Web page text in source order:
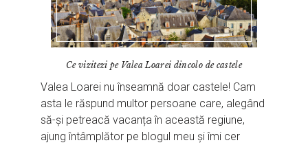
Ce vizitezi pe Valea Loarei dincolo de castele
Valea Loarei nu înseamnă doar castele! Cam
asta le răspund multor persoane care, alegând
să-și petreacă vacanța în această regiune,
ajung întâmplător pe blogul meu și îmi cer